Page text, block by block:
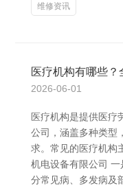
维修资讯
医疗机构有哪些
2026-06-01
医疗机构是提供医疗
公司，涵盖多种类型
求。常见的医疗机构
机电设备有限公司
分常见病、多发病及